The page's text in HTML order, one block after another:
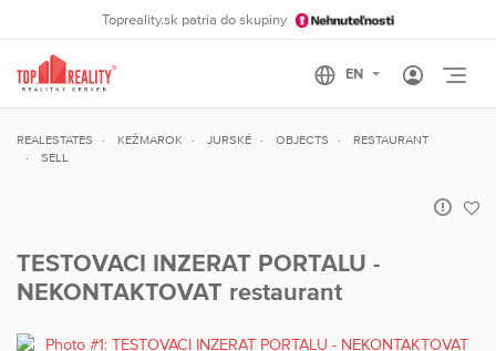
Topreality.sk patria do skupiny
REALESTATES KEŽMAROK JURSKÉ OBJECTS
RESTAURANT
SELL
TESTOVACI INZERAT PORTALU -
NEKONTAKTOVAT restaurant